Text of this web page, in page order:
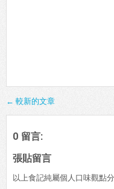
← 較新的文章
0 留言:
張貼留言
以上食記純屬個人口味觀點